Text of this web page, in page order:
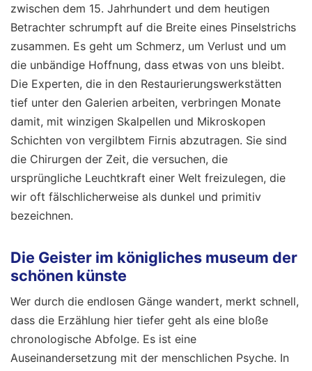
zwischen dem 15. Jahrhundert und dem heutigen
Betrachter schrumpft auf die Breite eines Pinselstrichs
zusammen. Es geht um Schmerz, um Verlust und um
die unbändige Hoffnung, dass etwas von uns bleibt.
Die Experten, die in den Restaurierungswerkstätten
tief unter den Galerien arbeiten, verbringen Monate
damit, mit winzigen Skalpellen und Mikroskopen
Schichten von vergilbtem Firnis abzutragen. Sie sind
die Chirurgen der Zeit, die versuchen, die
ursprüngliche Leuchtkraft einer Welt freizulegen, die
wir oft fälschlicherweise als dunkel und primitiv
bezeichnen.
Die Geister im königliches museum der
schönen künste
Wer durch die endlosen Gänge wandert, merkt schnell,
dass die Erzählung hier tiefer geht als eine bloße
chronologische Abfolge. Es ist eine
Auseinandersetzung mit der menschlichen Psyche. In